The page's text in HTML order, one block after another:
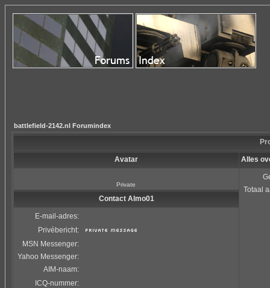
battlefield-2142.nl Forumindex
Avatar Alles
Private
Totaal
Contact Almo01
E-mail-adres:
Privébericht:
MSN Messenger:
Yahoo Messenger:
AIM-naam:
ICQ-nummer: